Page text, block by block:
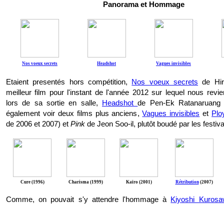
Panorama et Hommage
Nos voeux secrets Headshot Vagues invisibles
Etaient presentés hors compétition, Nos voeux secrets de
meilleur film pour l'instant de l'année 2012 sur lequel nous
lors de sa sortie en salle,
Headshotde Pen-Ek
également voir deux films plus anciens,Vagues invisibles et
de 2006 et 2007) et Pink de Jeon Soo-il, plutôt boudé par les
Cure (1996) Charisma (1999) Kaïro (2001) Rétribution(2007)
Comme, on pouvait s'y attendre l'hommage à Kiyoshi